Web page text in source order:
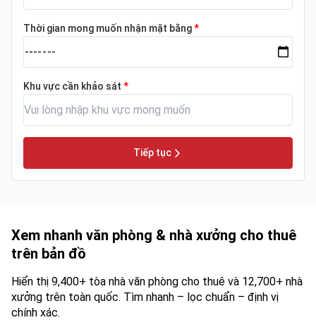
Thời gian mong muốn nhận mặt bằng*
Khu vực cần khảo sát *
Tiếp tục
Xem nhanh văn phòng & nhà xưởng cho thuê
trên bản đồ
Hiển thị 9,400+ tòa nhà văn phòng cho thuê và 12,700+ nhà
xưởng trên toàn quốc. Tìm nhanh – lọc chuẩn – định vị
chính xác.